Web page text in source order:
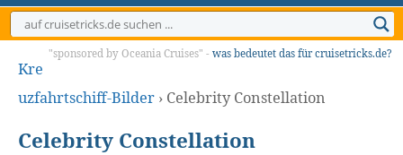
"sponsored by Oceania Cruises" - was bedeutet das für cruisetricks.de?
Kre
uzfahrtschiff-Bilder › Celebrity Constellation
Celebrity Constellation